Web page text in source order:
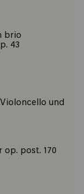
brio
43
und
op. post. 170